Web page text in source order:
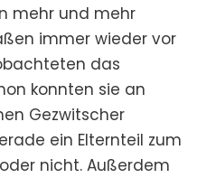
mehr und mehr
immer wieder vor
das
konnten sie an
Gezwitscher
ein Elternteil zum
nicht. Außerdem